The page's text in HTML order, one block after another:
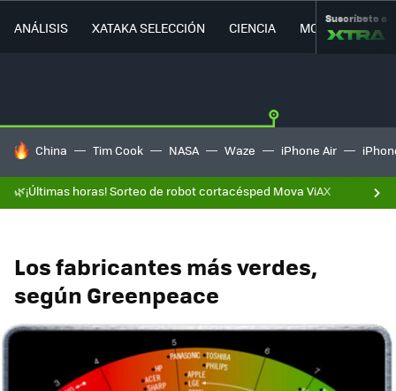
ANÁLISIS XATAKA SELECCIÓN CIENCIA MOVILIDAD
Suscríbete a
HOY SE HABLA DE
China Tim Cook NASA Waze iPhone Air
🌿¡Últimas horas! Sorteo de robot cortacésped Mova ViAX
Los fabricantes más verdes,
según Greenpeace